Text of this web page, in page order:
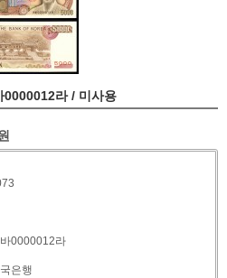
0000012라 / 미사용
0000012라
은행